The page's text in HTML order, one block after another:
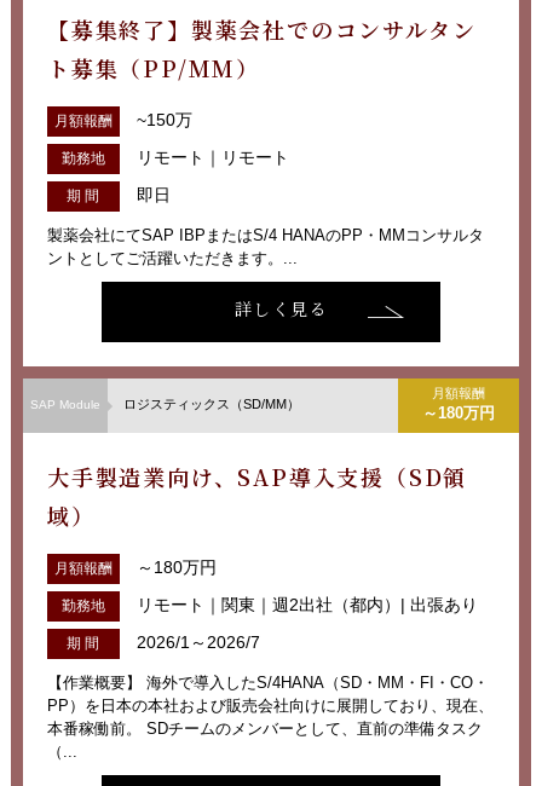
【募集終了】製薬会社でのコンサルタン
ト募集（PP/MM）
月額報酬 ~150万
勤務地 リモート｜リモート
期 間 即日
製薬会社にてSAP IBPまたはS/4 HANAのPP・MMコンサルタ
ントとしてご活躍いただきます。...
詳しく見る
SAP Module ロジスティックス（SD/MM）
月額報酬
～180万円
大手製造業向け、SAP導入支援（SD領
域）
月額報酬 ～180万円
勤務地 リモート｜関東｜週2出社（都内）| 出張あり
期 間 2026/1～2026/7
【作業概要】 海外で導入したS/4HANA（SD・MM・FI・CO・
PP）を日本の本社および販売会社向けに展開しており、現在、
本番稼働前。 SDチームのメンバーとして、直前の準備タスク
（...